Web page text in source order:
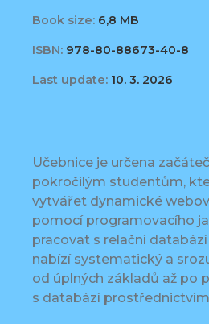
Book size: 6,8 MB
ISBN: 978-80-88673-40-8
Last update: 10. 3. 2026
Učebnice je určena
pokročilým studentům,
vytvářet dynamické
pomocí programovacího
pracovat s relační databází
nabízí systematický a
od úplných základů až po
s databází